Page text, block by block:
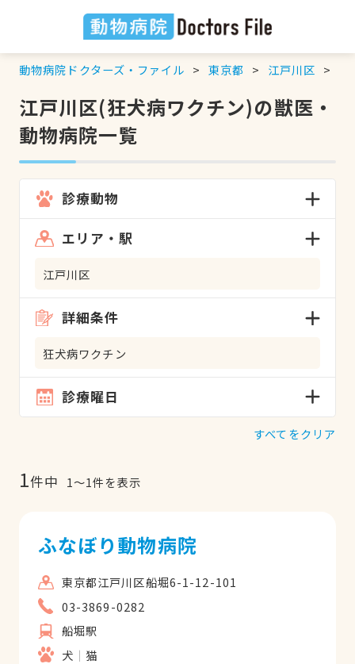
動物病院ドクターズ・ファイル 東京都 江戸川区
江戸川区(狂犬病ワクチン)の獣医・
動物病院一覧
診療動物
エリア・駅
江戸川区
詳細条件
狂犬病ワクチン
診療曜日
すべてをクリア
1件中 1〜1件を表示
ふなぼり動物病院
東京都江戸川区船堀6-1-12-101
03-3869-0282
船堀駅
犬
猫